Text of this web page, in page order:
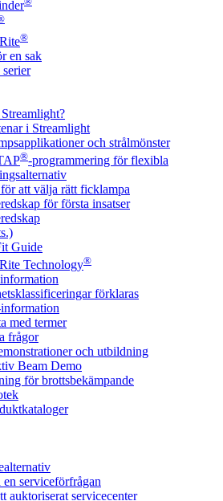
®
en sak
serier
i Streamlight
och strålmönster
®-programmering för flexibla
att välja rätt ficklampa
för första insatser
Guide
Technology®
förklaras
med termer
frågor
och utbildning
Beam Demo
för brottsbekämpande
en serviceförfrågan
auktoriserat servicecenter